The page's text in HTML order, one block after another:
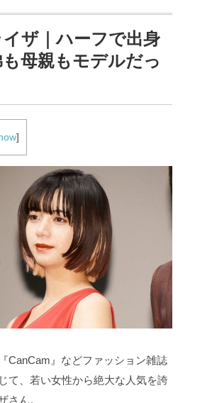
ザ｜ハーフで出身
母親もモデルだっ
]
CanCam』などファッション雑誌
て、若い女性から絶大な人気を誇
さん。